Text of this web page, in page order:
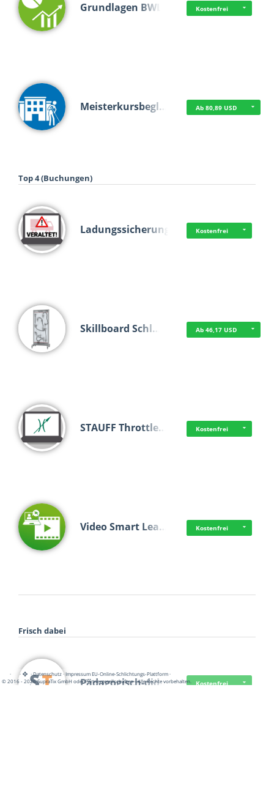
Grundlagen BWL Kostenfrei
Meisterkursbegl… Ab 80,89 USD
Top 4 (Buchungen)
Ladungssicherung Kostenfrei
Skillboard Schl… Ab 46,17 USD
STAUFF Throttle… Kostenfrei
Video Smart Lea… Kostenfrei
Frisch dabei
Pädagogisch-did… Kostenfrei
· · ·Datenschutz·Impressum EU-Online-Schlichtungs-Plattform·
© 2016 - 2026 SupraTix GmbH oder Partnergesellschaften - Alle Rechte vorbehalten.